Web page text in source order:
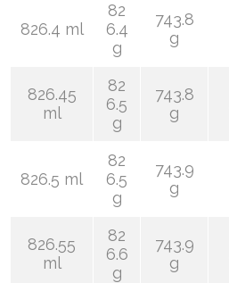
826.4 ml
82
6.4
g
743.8
g
826.45
ml
82
6.5
g
743.8
g
826.5 ml
82
6.5
g
743.9
g
826.55
ml
82
6.6
g
743.9
g